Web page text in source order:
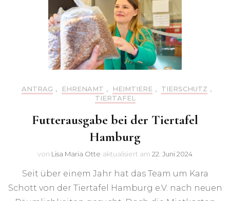
ANTRAG , EHRENAMT , HEIMTIERE , TIERSCHUTZ ,
TIERTAFEL
Futterausgabe bei der Tiertafel
Hamburg
von Lisa Maria Otte aktualisiert am 22. Juni 2024
Seit über einem Jahr hat das Team um Kara
Schott von der Tiertafel Hamburg e.V. nach neuen